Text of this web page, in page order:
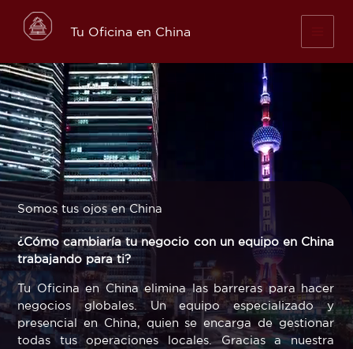
content
Tu Oficina en China
Somos tus ojos en China
¿Cómo cambiaría tu negocio con un equipo en China
trabajando para ti?
Tu Oficina en China elimina las barreras para hacer
negocios globales. Un equipo especializado y
presencial en China, quien se encarga de gestionar
todas tus operaciones locales. Gracias a nuestra